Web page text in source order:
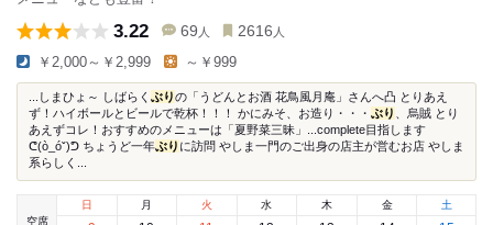
3.22 69 人 2616 人
￥2,000～￥2,999 ～￥999
...しまひょ～ しばらく ぶりの「うどんとお酒 花鳥風月庵」さんへ凸 とりあえ
ず！ハイボールとビールで乾杯！！！ かにみそ、お造り・・・ ぶり
、烏賊 とり
あえずコレ！おすすめのメニューは「夏野菜三昧」...complete目指します
ᕦ(ò_óˇ)ᕤ ちょうど一年ぶり に訪問 やしま一門のご出身の店主が営むお店 やしま
系らしく...
空席
日
月 火 水 木 金 土